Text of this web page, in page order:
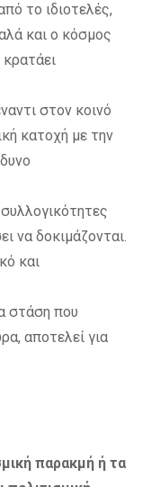
το ιδιοτελές,
και ο κόσμος
στον κοινό
κατοχή με την
να δοκιμάζονται.
και
στάση που
αποτελεί για
παρακμή ή τα